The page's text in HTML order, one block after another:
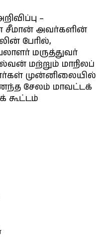
–
சீமான் அவர்களின்
பேரில்,
மருத்துவர்
மற்றும் மாநிலப்
முன்னிலையில்
சேலம் மாவட்டக்
கூட்டம்